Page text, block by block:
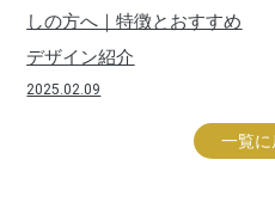
しの方へ｜特徴とおすすめ
デザイン紹介
2025.02.09
一覧に